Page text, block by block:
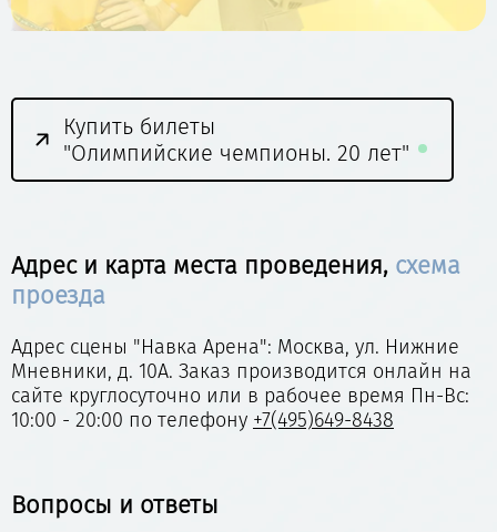
Купить билеты
"Олимпийские чемпионы. 20 лет"
Адрес и карта места проведения, схема
проезда
Адрес сцены "Навка Арена": Москва, ул. Нижние
Мневники, д. 10А. Заказ производится онлайн на
сайте круглосуточно или в рабочее время Пн-Вс:
10:00 - 20:00 по телефону +7(495)649-8438
Вопросы и ответы